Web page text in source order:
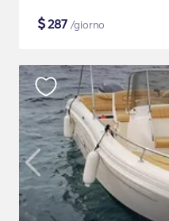
$287 /giorno